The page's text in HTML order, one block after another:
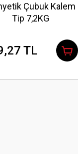
Çubuk Kalem
Tip 7,2KG
TL